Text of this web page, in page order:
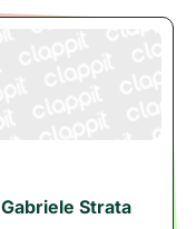
Gabriele Strata